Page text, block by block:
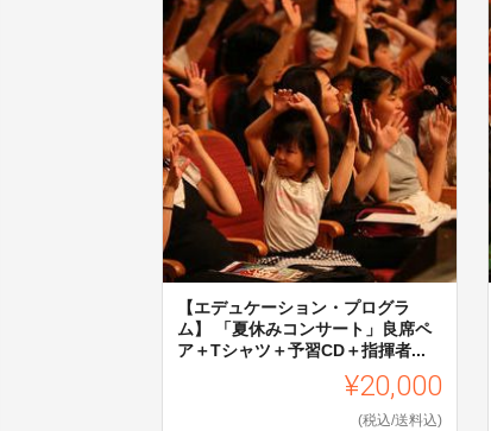
【エデュケーション・プログラ
ム】 「夏休みコンサート」良席ペ
ア＋Tシャツ＋予習CD＋指揮者...
¥20,000
(税込/送料込)